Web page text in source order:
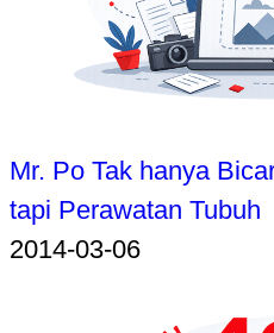
Mr. Po Tak hanya
tapi Perawatan Tubuh
2014-03-06